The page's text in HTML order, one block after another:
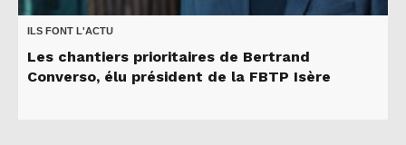
ILS FONT L'ACTU
Les chantiers prioritaires de Bertrand
Converso, élu président de la FBTP Isère